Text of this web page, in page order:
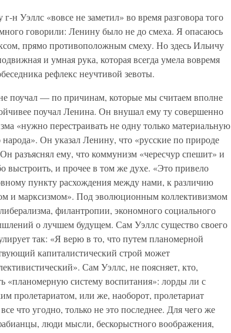
н Уэллс «вовсе не заметил» во время разговора того
говорили: Ленину было не до смеха. Я опасаюсь
прямо противоположным смеху. Но здесь Ильичу
и умная рука, которая всегда умела вовремя
рефлекс неучтивой зевоты.
поучал — по причинам, которые мы считаем вполне
поучал Ленина. Он внушал ему ту совершенно
«нужно перестраивать не одну только материальную
Он указал Ленину, что «русские по природе
разъяснял ему, что коммунизм «чересчур спешит» и
выстроить, и прочее в том же духе. «Это привело
пункту расхождения между нами, к различию
и марксизмом». Под эволюционным коллективизмом
филантропии, экономного социального
о лучшем будущем. Сам Уэллс существо своего
так: «Я верю в то, что путем планомерной
капиталистический строй может
Сам Уэллс, не поясняет, кто,
«планомерную систему воспитания»: лорды ли с
пролетариатом, или же, наоборот, пролетариат
что угодно, только не это последнее. Для чего же
люди мысли, бескорыстного воображения,